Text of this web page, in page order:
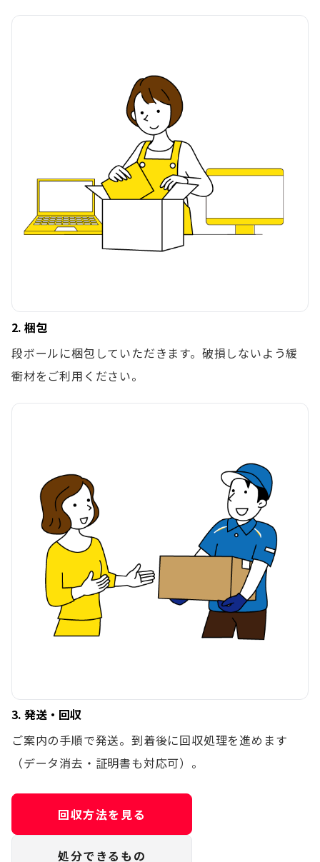
2. 梱包
段ボールに梱包していただきます。破損しないよう緩
衝材をご利用ください。
3. 発送・回収
ご案内の手順で発送。到着後に回収処理を進めます
（データ消去・証明書も対応可）。
回収方法を見る
処分できるもの